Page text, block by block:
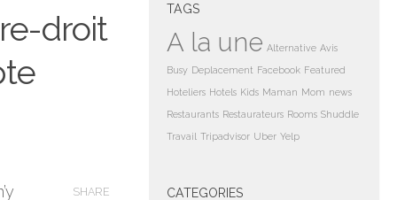
droit
SHARE
TAGS
A la une Alternative Avis
Busy Deplacement Facebook Featured
Hoteliers Hotels Kids Maman Mom news
Restaurants Restaurateurs Rooms Shuddle
Travail Tripadvisor Uber Yelp
CATEGORIES